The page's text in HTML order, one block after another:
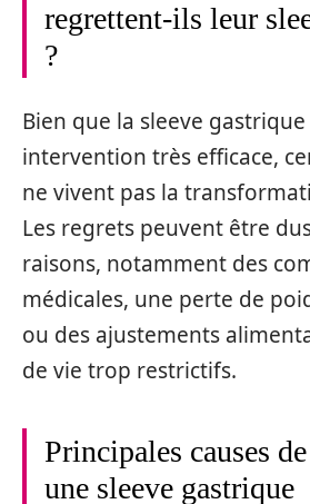
regrettent-ils leur
?
Bien que la sleeve
intervention très efficace,
ne vivent pas la
Les regrets peuvent être
raisons, notamment des
médicales, une perte de
ou des ajustements
de vie trop restrictifs.
Principales causes
une sleeve gastrique